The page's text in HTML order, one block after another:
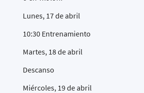
Lunes, 17 de abril
10:30 Entrenamiento
Martes, 18 de abril
Descanso
Miércoles, 19 de abril